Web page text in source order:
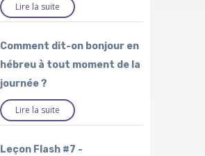
Lire la suite
Comment dit-on bonjour en
hébreu à tout moment de la
journée ?
Lire la suite
Leçon Flash #7 -